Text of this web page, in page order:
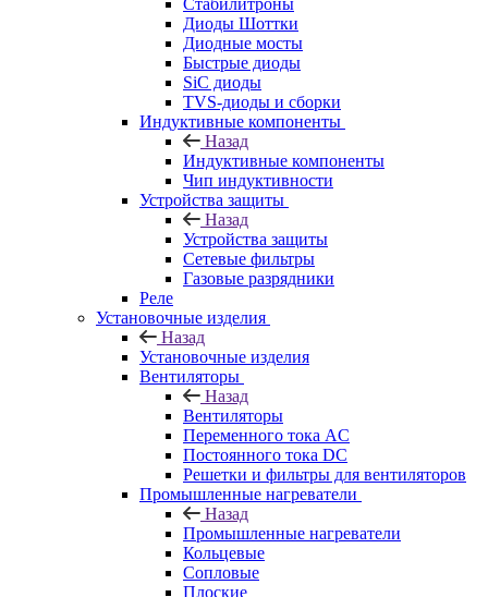
Стабилитроны
Диоды Шоттки
Диодные мосты
Быстрые диоды
SiC диоды
TVS-диоды и сборки
Индуктивные компоненты
Назад
Индуктивные компоненты
Чип индуктивности
Устройства защиты
Назад
Устройства защиты
Сетевые фильтры
Газовые разрядники
Реле
Установочные изделия
Назад
Установочные изделия
Вентиляторы
Назад
Вентиляторы
Переменного тока AC
Постоянного тока DC
Решетки и фильтры для вентиляторов
Промышленные нагреватели
Назад
Промышленные нагреватели
Кольцевые
Сопловые
Плоские